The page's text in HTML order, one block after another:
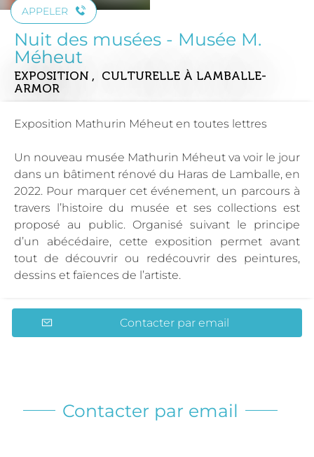
APPELER
Nuit des musées - Musée M.
Méheut
EXPOSITION , CULTURELLE À LAMBALLE-
ARMOR
Exposition Mathurin Méheut en toutes lettres
Un nouveau musée Mathurin Méheut va voir le jour
dans un bâtiment rénové du Haras de Lamballe, en
2022. Pour marquer cet événement, un parcours à
travers l’histoire du musée et ses collections est
proposé au public. Organisé suivant le principe
d’un abécédaire, cette exposition permet avant
tout de découvrir ou redécouvrir des peintures,
dessins et faïences de l’artiste.
Contacter par email
Contacter par email